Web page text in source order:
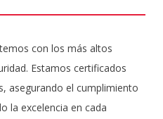
con los más altos
Estamos certificados
asegurando el cumplimiento
la excelencia en cada